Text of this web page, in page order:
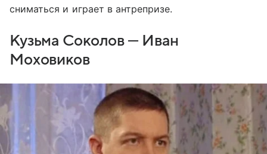
сниматься и играет в антрепризе.
Кузьма Соколов — Иван
Моховиков